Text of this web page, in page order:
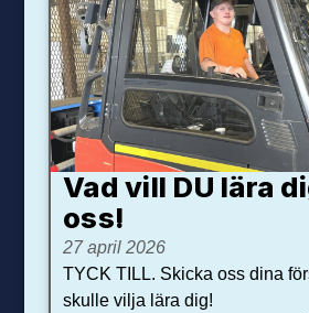
Vad vill DU lära
oss!
27 april 2026
TYCK TILL. Skicka oss dina
skulle vilja lära dig!